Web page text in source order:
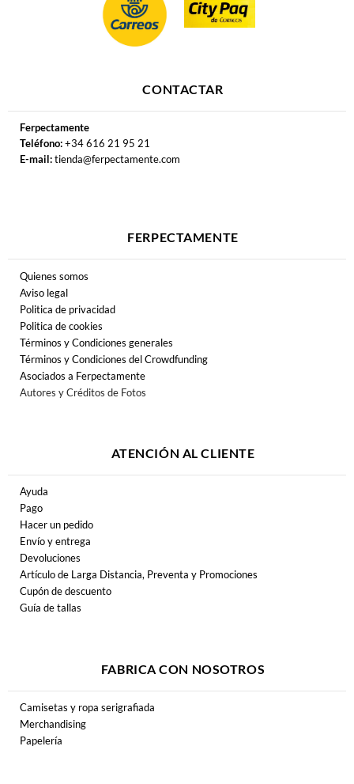
CONTACTAR
Ferpectamente
Teléfono:+34 616 21 95 21
E-mail:tienda@ferpectamente.com
FERPECTAMENTE
Quienes somos
Aviso legal
Politica de privacidad
Politica de cookies
Términos y Condiciones generales
Términos y Condiciones del Crowdfunding
Asociados a Ferpectamente
Autores y Créditos de Fotos
ATENCIÓN AL CLIENTE
Ayuda
Pago
Hacer un pedido
Envío y entrega
Devoluciones
Artículo de Larga Distancia, Preventa y Promociones
Cupón de descuento
Guía de tallas
FABRICA CON NOSOTROS
Camisetas y ropa serigrafiada
Merchandising
Papelería